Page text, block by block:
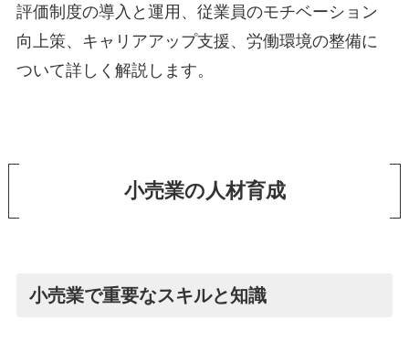
評価制度の導入と運用、従業員のモチベーション
向上策、キャリアアップ支援、労働環境の整備に
ついて詳しく解説します。
小売業の人材育成
小売業で重要なスキルと知識